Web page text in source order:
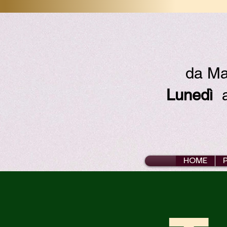
da
Lunedì
HOME